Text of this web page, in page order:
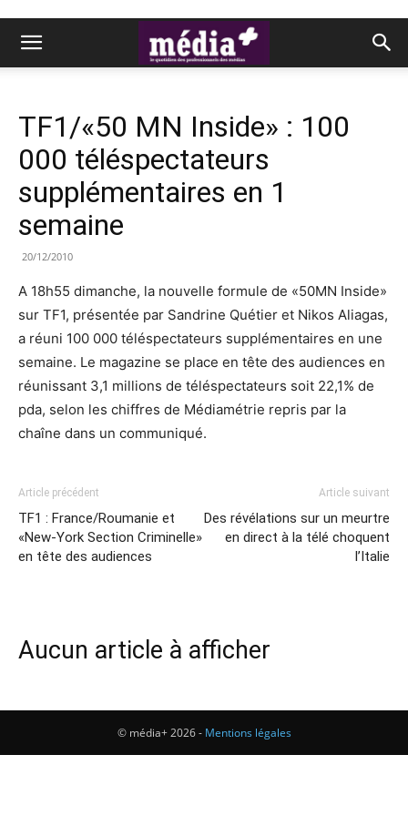
TF1/«50 MN Inside» : 100
000 téléspectateurs
supplémentaires en 1
semaine
20/12/2010
A 18h55 dimanche, la nouvelle formule de «50MN Inside»
sur TF1, présentée par Sandrine Quétier et Nikos Aliagas,
a réuni 100 000 téléspectateurs supplémentaires en une
semaine. Le magazine se place en tête des audiences en
réunissant 3,1 millions de téléspectateurs soit 22,1% de
pda, selon les chiffres de Médiamétrie repris par la
chaîne dans un communiqué.
Article précédent
TF1 : France/Roumanie et
«New-York Section Criminelle»
en tête des audiences
Article suivant
Des révélations sur un meurtre
en direct à la télé choquent
l’Italie
Aucun article à afficher
© média+ 2026 - Mentions légales